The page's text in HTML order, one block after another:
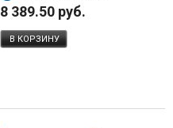
8 389.50 руб.
В КОРЗИНУ